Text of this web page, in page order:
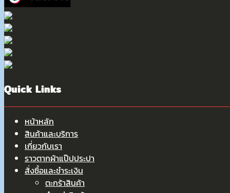
Quick Links
หน้าหลัก
สินค้าและบริการ
เกี่ยวกับเรา
ราวตากผ้าแป๊ปประปา
สั่งซื้อและชำระเงิน
ตะกร้าสินค้า